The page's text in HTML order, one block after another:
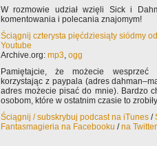
W rozmowie udział wzięli Sick i
komentowania i polecania znajomym!
Ściągnij czterysta pięćdziesiąty siódmy
Youtube
Archive.org: mp3, ogg
Pamiętajcie, że możecie wesprzeć
korzystając z paypala (adres
adres możecie pisać do mnie). Bardzo
osobom, które w ostatnim czasie to
Ściągnij / subskrybuj podcast na iTunes /
Fantasmagieria na Facebooku /na